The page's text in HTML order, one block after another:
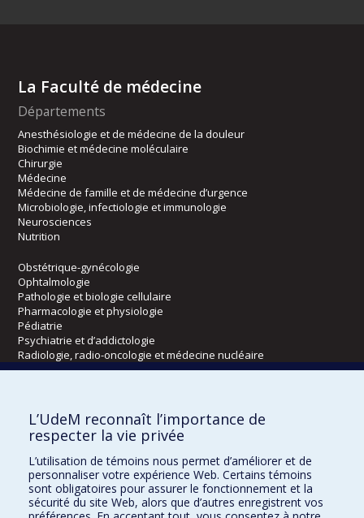
La Faculté de médecine
Départements
Anesthésiologie et de médecine de la douleur
Biochimie et médecine moléculaire
Chirurgie
Médecine
Médecine de famille et de médecine d’urgence
Microbiologie, infectiologie et immunologie
Neurosciences
Nutrition
Obstétrique-gynécologie
Ophtalmologie
Pathologie et biologie cellulaire
Pharmacologie et physiologie
Pédiatrie
Psychiatrie et d’addictologie
Radiologie, radio-oncologie et médecine nucléaire
Écoles
Kinésiologie et des sciences de l’activité physique
Orthophonie et audiologie
Réadaptation
Directions
L’UdeM reconnaît l’importance de
respecter la vie privée
L’utilisation de témoins nous permet d’améliorer et de
personnaliser votre expérience Web. Certains témoins
sont obligatoires pour assurer le fonctionnement et la
sécurité du site Web, alors que d’autres enregistrent vos